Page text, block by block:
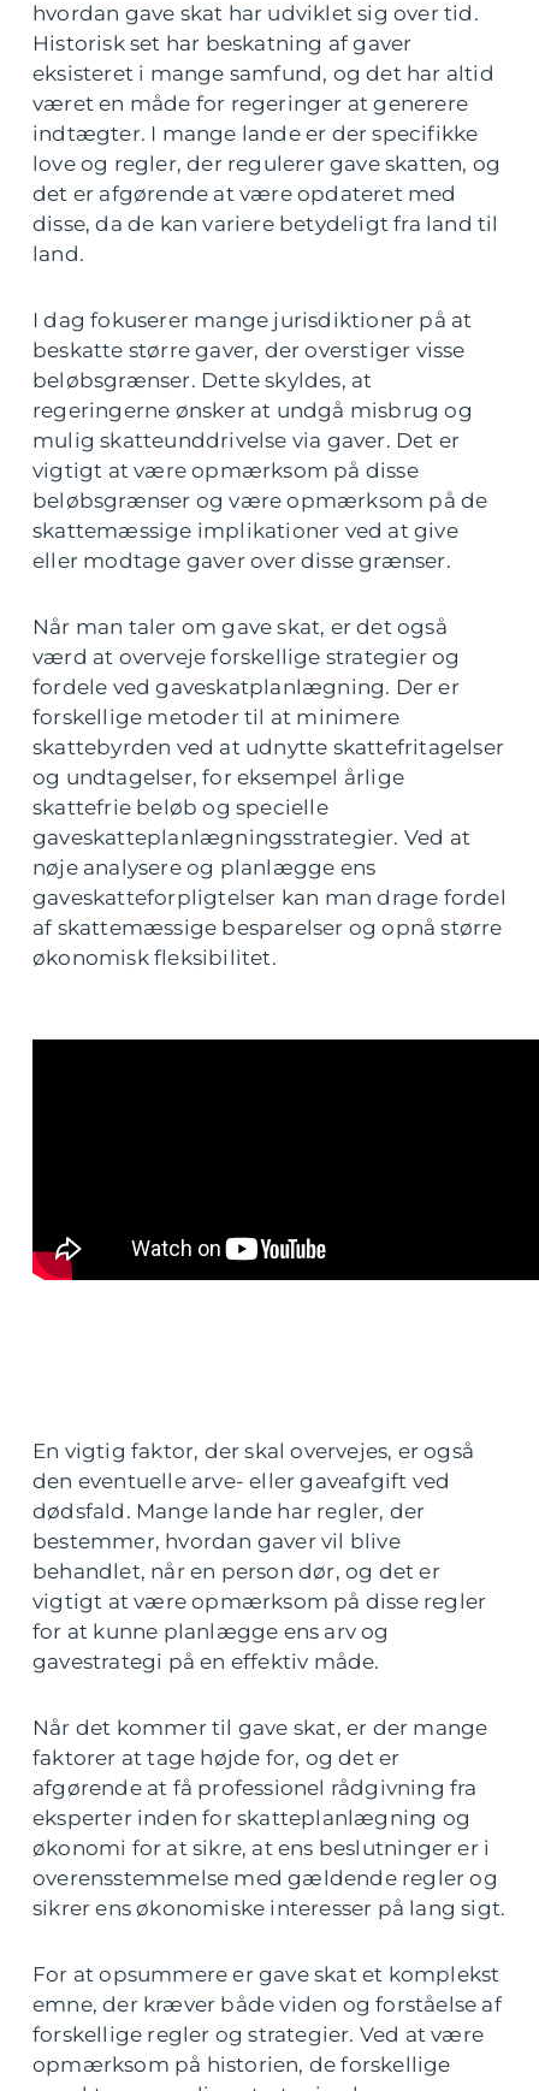
hvordan gave skat har udviklet sig over tid.
Historisk set har beskatning af gaver
eksisteret i mange samfund, og det har altid
været en måde for regeringer at generere
indtægter. I mange lande er der specifikke
love og regler, der regulerer gave skatten, og
det er afgørende at være opdateret med
disse, da de kan variere betydeligt fra land til
land.
I dag fokuserer mange jurisdiktioner på at
beskatte større gaver, der overstiger visse
beløbsgrænser. Dette skyldes, at
regeringerne ønsker at undgå misbrug og
mulig skatteunddrivelse via gaver. Det er
vigtigt at være opmærksom på disse
beløbsgrænser og være opmærksom på de
skattemæssige implikationer ved at give
eller modtage gaver over disse grænser.
Når man taler om gave skat, er det også
værd at overveje forskellige strategier og
fordele ved gaveskatplanlægning. Der er
forskellige metoder til at minimere
skattebyrden ved at udnytte skattefritagelser
og undtagelser, for eksempel årlige
skattefrie beløb og specielle
gaveskatteplanlægningsstrategier. Ved at
nøje analysere og planlægge ens
gaveskatteforpligtelser kan man drage fordel
af skattemæssige besparelser og opnå større
økonomisk fleksibilitet.
En vigtig faktor, der skal overvejes, er også
den eventuelle arve- eller gaveafgift ved
dødsfald. Mange lande har regler, der
bestemmer, hvordan gaver vil blive
behandlet, når en person dør, og det er
vigtigt at være opmærksom på disse regler
for at kunne planlægge ens arv og
gavestrategi på en effektiv måde.
Når det kommer til gave skat, er der mange
faktorer at tage højde for, og det er
afgørende at få professionel rådgivning fra
eksperter inden for skatteplanlægning og
økonomi for at sikre, at ens beslutninger er i
overensstemmelse med gældende regler og
sikrer ens økonomiske interesser på lang sigt.
For at opsummere er gave skat et komplekst
emne, der kræver både viden og forståelse af
forskellige regler og strategier. Ved at være
opmærksom på historien, de forskellige